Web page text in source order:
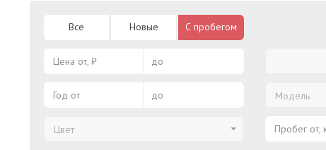
Все Новые С пробегом
Цена от, ₽ до
Год от до
Цвет
Модель
Пробег от,